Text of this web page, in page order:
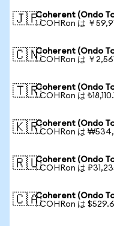
🇯🇵Coherent (Ondo
1 COHRon は ￥
🇨🇳Coherent (Ondo
1 COHRon は ￥
🇹🇷Coherent (Ondo
1 COHRon は
🇰🇷Coherent (Ondo
1 COHRon は
🇷🇺Coherent (Ondo
1 COHRon は
🇨🇦Coherent (Ondo
1 COHRon は